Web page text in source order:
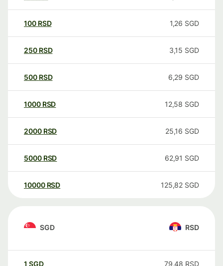
100 RSD 1,26 SGD
250 RSD 3,15 SGD
500 RSD 6,29 SGD
1000 RSD 12,58 SGD
2000 RSD 25,16 SGD
5000 RSD 62,91 SGD
10000 RSD 125,82 SGD
SGD RSD
1 SGD 79,48 RSD